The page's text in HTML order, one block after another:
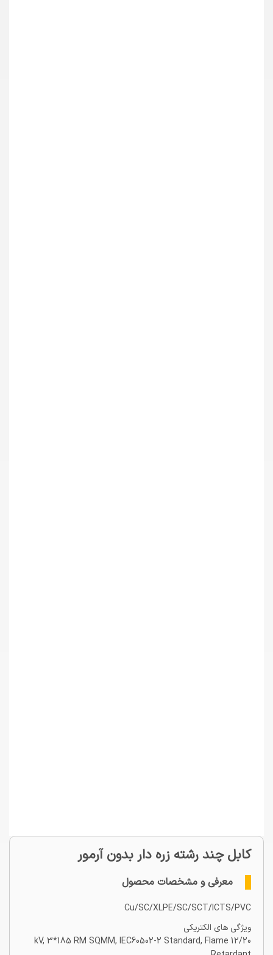
کابل چند رشته زره دار بدون آرمور
معرفی و مشخصات محصول
Cu/SC/XLPE/SC/SCT/ICTS/PVC
ویژگی های الکتریکی
12/20 kV, 3*185 RM SQMM, IEC60502-2 Standard, Flame